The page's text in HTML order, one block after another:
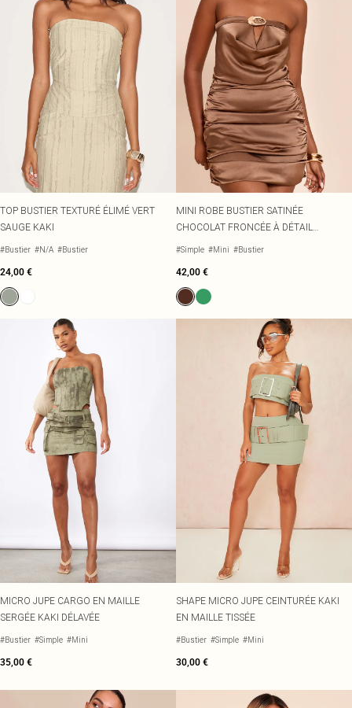
TOP BUSTIER TEXTURÉ ÉLIMÉ VERT
SAUGE KAKI
#Bustier #N/A #Bustier
24,00 €
MINI ROBE BUSTIER SATINÉE
CHOCOLAT FRONCÉE À DÉTAIL
CEINTURE ET EMPIÈCEMENT
#Simple #Mini #Bustier
42,00 €
MICRO JUPE CARGO EN MAILLE
SERGÉE KAKI DÉLAVÉE
#Bustier #Simple #Mini
35,00 €
SHAPE MICRO JUPE CEINTURÉE KAKI
EN MAILLE TISSÉE
#Bustier #Simple #Mini
30,00 €